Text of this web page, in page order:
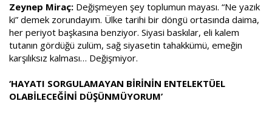
Zeynep Miraç: Değişmeyen şey toplumun mayası. “Ne yazık
ki” demek zorundayım. Ülke tarihi bir döngü ortasında daima,
her periyot başkasına benziyor. Siyasi baskılar, eli kalem
tutanın gördüğü zulüm, sağ siyasetin tahakkümü, emeğin
karşılıksız kalması… Değişmiyor.
‘HAYATI SORGULAMAYAN BİRİNİN ENTELEKTÜEL
OLABİLECEĞİNİ DÜŞÜNMÜYORUM’